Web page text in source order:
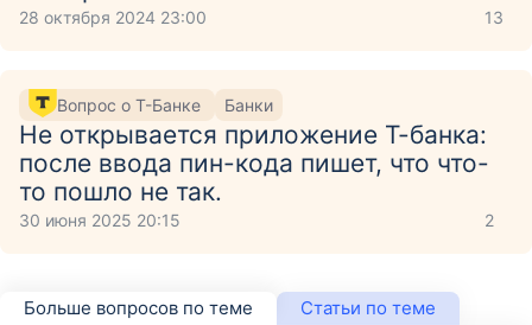
28 октября 2024 23:00 13
Вопрос о Т-Банке Банки
Не открывается приложение Т-банка:
после ввода пин-кода пишет, что что-
то пошло не так.
30 июня 2025 20:15 2
Больше вопросов по теме Статьи по теме